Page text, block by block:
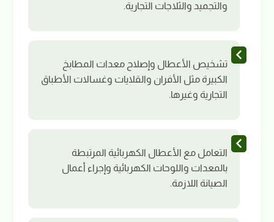
والتجميد والثلاجات التجارية.
تشخيص الأعطال وإصلاح معدات المطابخ
الكبيرة مثل الأفران والقلايات وغسالات الأطباق
التجارية وغيرها.
التعامل مع الأعطال الكهربائية المرتبطة
بالمعدات واللوحات الكهربائية وإجراء أعمال
الصيانة اللازمة.